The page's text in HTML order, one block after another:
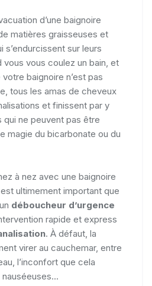
d’une baignoire
matières graisseuses et
s’endurcissent sur leurs
vous vous coulez un bain, et
baignoire n’est pas
tous les amas de cheveux
et finissent par y
ne peuvent pas être
magie du bicarbonate ou du
à nez avec une baignoire
ultimement important que
déboucheur d’urgence
rapide et express
. À défaut, la
virer au cauchemar, entre
l’inconfort que cela